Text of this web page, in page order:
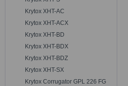
Krytox XHT-AC
Krytox XHT-ACX
Krytox XHT-BD
Krytox XHT-BDX
Krytox XHT-BDZ
Krytox XHT-SX
Krytox Corrugator GPL 226 FG